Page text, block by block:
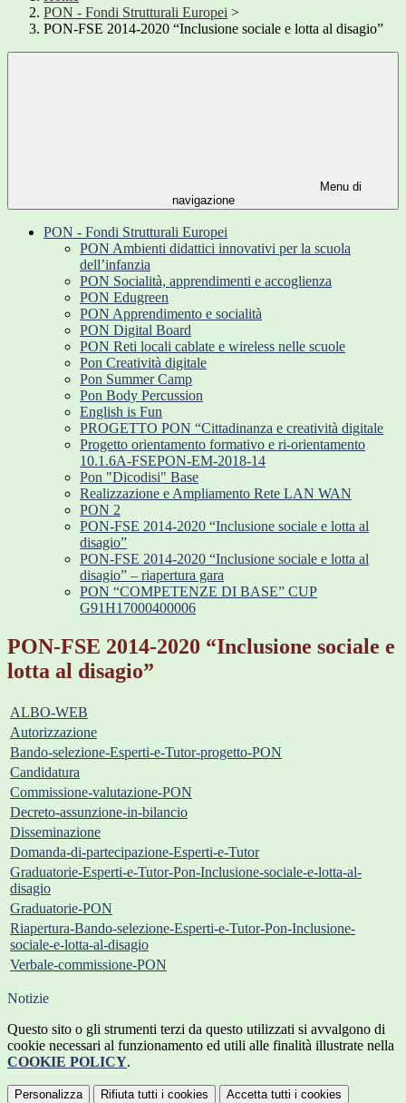
PON - Fondi Strutturali Europei >
PON-FSE 2014-2020 “Inclusione sociale e lotta al disagio”
Menu di
navigazione
PON - Fondi Strutturali Europei
PON Ambienti didattici innovativi per la scuola
dell’infanzia
PON Socialità, apprendimenti e accoglienza
PON Edugreen
PON Apprendimento e socialità
PON Digital Board
PON Reti locali cablate e wireless nelle scuole
Pon Creatività digitale
Pon Summer Camp
Pon Body Percussion
English is Fun
PROGETTO PON “Cittadinanza e creatività digitale
Progetto orientamento formativo e ri-orientamento
10.1.6A-FSEPON-EM-2018-14
Pon "Dicodisi" Base
Realizzazione e Ampliamento Rete LAN WAN
PON 2
PON-FSE 2014-2020 “Inclusione sociale e lotta al
disagio”
PON-FSE 2014-2020 “Inclusione sociale e lotta al
disagio” – riapertura gara
PON “COMPETENZE DI BASE” CUP
G91H17000400006
PON-FSE 2014-2020 “Inclusione sociale e
lotta al disagio”
ALBO-WEB
Autorizzazione
Bando-selezione-Esperti-e-Tutor-progetto-PON
Candidatura
Commissione-valutazione-PON
Decreto-assunzione-in-bilancio
Disseminazione
Domanda-di-partecipazione-Esperti-e-Tutor
Graduatorie-Esperti-e-Tutor-Pon-Inclusione-sociale-e-lotta-al-
disagio
Graduatorie-PON
Riapertura-Bando-selezione-Esperti-e-Tutor-Pon-Inclusione-
sociale-e-lotta-al-disagio
Verbale-commissione-PON
Notizie
Questo sito o gli strumenti terzi da questo utilizzati si avvalgono di
cookie necessari al funzionamento ed utili alle finalità illustrate nella
COOKIE POLICY.
Personalizza Rifiuta tutti i cookies Accetta tutti i cookies